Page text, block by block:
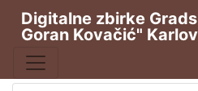
Publikacija
Karlovački tjednik
52
Digitalne zbirke
Goran Kovačić"